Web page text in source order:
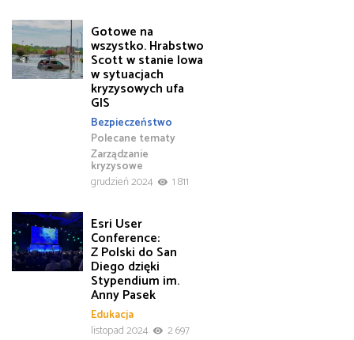
Gotowe na
wszystko. Hrabstwo
Scott w stanie Iowa
w sytuacjach
kryzysowych ufa
GIS
Bezpieczeństwo
Polecane tematy
Zarządzanie
kryzysowe
grudzień 2024
1 811
Esri User
Conference:
Z Polski do San
Diego dzięki
Stypendium im.
Anny Pasek
Edukacja
listopad 2024
2 697